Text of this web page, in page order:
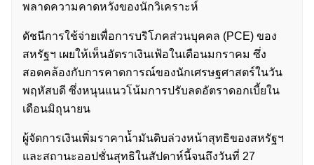
ค้นหา
พลาดความคาดหวังของนักวิเคราะห์
ดัชนีการใช้จ่ายเพื่อการบริโภคส่วนบุคคล (PCE) ของ
สหรัฐฯ เผยให้เห็นอัตราเงินเฟ้อในเดือนมกราคม ซึ่ง
สอดคล้องกับการคาดการณ์ของนักเศรษฐศาสตร์ในวัน
พฤหัสบดี ซึ่งหนุนแนวโน้มการปรับลดอัตราดอกเบี้ยใน
เดือนมิถุนายน
ผู้จัดการเงินเพิ่มราคาน้ำมันดิบล่วงหน้าสุทธิของสหรัฐฯ
และสถานะออปชั่นสุทธิในสัปดาห์นี้จนถึงวันที่ 27